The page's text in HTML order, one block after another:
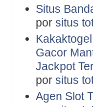
Situs
por situs
Gacor
Jackpot
por situs
Agen Slot